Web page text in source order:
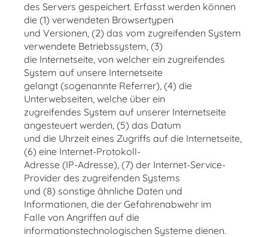
des Servers gespeichert. Erfasst werden können
die (1) verwendeten Browsertypen
und Versionen, (2) das vom zugreifenden System
verwendete Betriebssystem, (3)
die Internetseite, von welcher ein zugreifendes
System auf unsere Internetseite
gelangt (sogenannte Referrer), (4) die
Unterwebseiten, welche über ein
zugreifendes System auf unserer Internetseite
angesteuert werden, (5) das Datum
und die Uhrzeit eines Zugriffs auf die Internetseite,
(6) eine Internet-Protokoll-
Adresse (IP-Adresse), (7) der Internet-Service-
Provider des zugreifenden Systems
und (8) sonstige ähnliche Daten und
Informationen, die der Gefahrenabwehr im
Falle von Angriffen auf die
informationstechnologischen Systeme dienen.